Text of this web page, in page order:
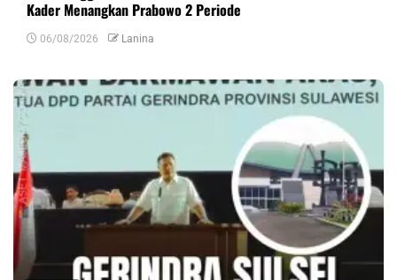
Kader Menangkan Prabowo 2 Periode
06/08/2026 Lanina